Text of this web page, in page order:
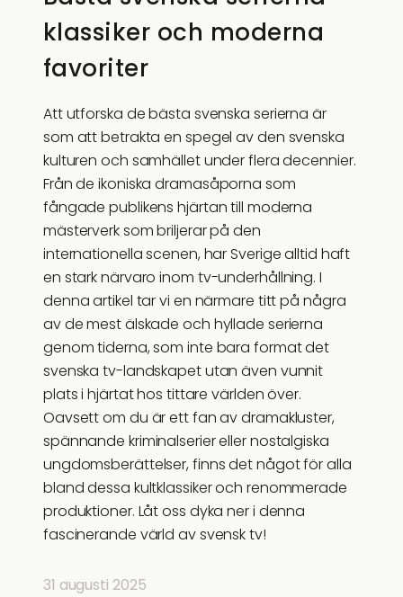
klassiker och moderna
favoriter
Att utforska de bästa svenska serierna är
som att betrakta en spegel av den svenska
kulturen och samhället under flera decennier.
Från de ikoniska dramasåporna som
fångade publikens hjärtan till moderna
mästerverk som briljerar på den
internationella scenen, har Sverige alltid haft
en stark närvaro inom tv-underhållning. I
denna artikel tar vi en närmare titt på några
av de mest älskade och hyllade serierna
genom tiderna, som inte bara format det
svenska tv-landskapet utan även vunnit
plats i hjärtat hos tittare världen över.
Oavsett om du är ett fan av dramakluster,
spännande kriminalserier eller nostalgiska
ungdomsberättelser, finns det något för alla
bland dessa kultklassiker och renommerade
produktioner. Låt oss dyka ner i denna
fascinerande värld av svensk tv!
31 augusti 2025